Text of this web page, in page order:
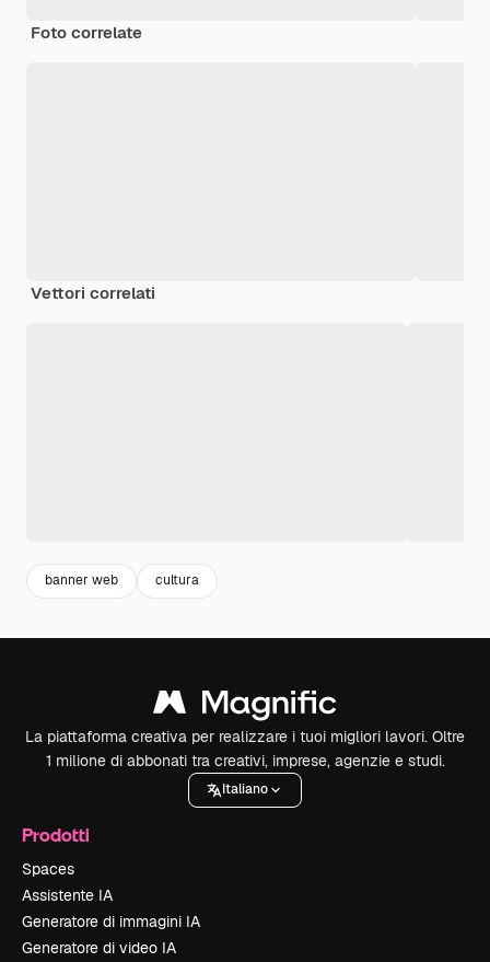
Foto correlate
Vettori correlati
banner web cultura
La piattaforma creativa per realizzare i tuoi migliori lavori. Oltre
1 milione di abbonati tra creativi, imprese, agenzie e studi.
Italiano
Prodotti
Spaces
Assistente IA
Generatore di immagini IA
Generatore di video IA